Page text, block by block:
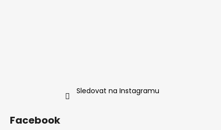
Sledovat na Instagramu
Facebook